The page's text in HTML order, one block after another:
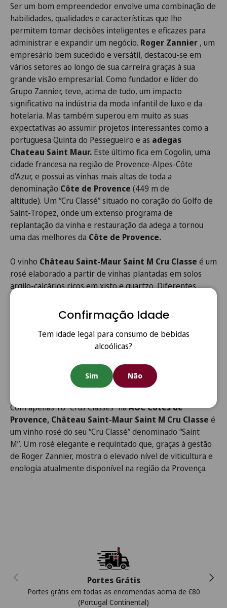
Ser um bom empreendedor envolve uma combinação de
habilidades, qualidades e características que lhe
permitem tomar decisões inteligentes e eficazes para
administrar e expandir um negócio. Roger Zannier , um
empresário bem sucedido e versátil, destacou-se em
vários setores ao longo de sua carreira graças à sua
grande visão empresarial. Como fundador e líder do
Grupo Zannier, teve, acima de tudo, um impacto
significativo na indústria da moda infantil de luxo e da
hotelaria. Mas também superou em muito as suas
expectativas ao assumir projetos interessantes como a
portuguesa Quinta do Pessegueiro e as adegas
Chateau Saint Maur. Este último fica em Cogolin, uma
cidade francesa na região de Provence-Alpes-Côte
d'Azur, e possui as vinhas mais altas de toda a
denominação Côte de Provence (449 m de
altitude). Um “Cru Classé” situado no coração do Golfo de
Saint-Tropez, onde um extenso programa de
replantação da vinha e restauração da adega a tornou
uma das melhores da Côte de Provence.
O vinho Château Saint-Maur Saint M Cru Classe é um
rosé elaborado a partir de vinhas plantadas em solos
argilo-calcários ricos em xisto e quartzo. Diferentes
variedades de uvas como
Monastrell e Cabernet, entre outras, são cultivadas
seguindo princípios orgânicos e sem produtos químicos
que possam prejudicar o equilíbrio natural do terroir. Na
adega, as uvas selecionadas e desengaçadas são
maceração. A fermentação é realizada com leveduras
nativas em cubas de inox com temperatura controlada.
Com apenas 18 “Crus Classés” naAOC Côtes de
Provence, Château Saint-Maur Saint M Cru Classe é
um vinho rosé do seu “Cru Classé” denominado “Saint
M”. Um rosé elegante e requintado que, graças à gestão
de Roger Zannier, mostra o elevado nível de viticultura e
enologia atualmente disponível na região da Provença.
Confirmação Idade
Tem idade legal para consumo de bebidas
alcoólicas?
Sim Não
Anterior Portes Grátis
Portes grátis em todas as encomendas acima de €80
(Portugal Continental)